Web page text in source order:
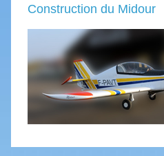
Construction du Midour